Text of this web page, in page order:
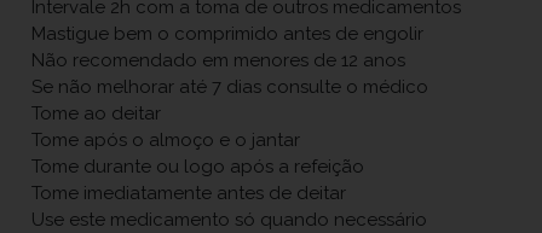
Intervale 2h com a toma de outros medicamentos
Mastigue bem o comprimido antes de engolir
Não recomendado em menores de 12 anos
Se não melhorar até 7 dias consulte o médico
Tome ao deitar
Tome após o almoço e o jantar
Tome durante ou logo após a refeição
Tome imediatamente antes de deitar
Use este medicamento só quando necessário